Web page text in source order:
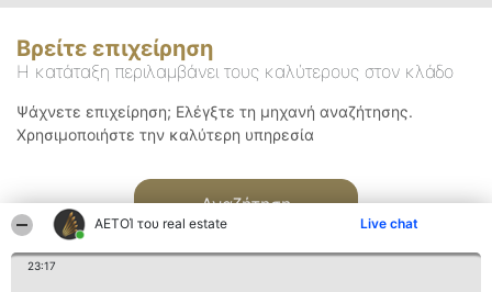
ΑΕΤΟΊ του real estate Live chat
23:17
Βρείτε επιχείρηση
Η κατάταξη περιλαμβάνει τους καλύτερους στον κλάδο
Ψάχνετε επιχείρηση; Ελέγξτε τη μηχανή αναζήτησης.
Χρησιμοποιήστε την καλύτερη υπηρεσία
Αναζήτηση